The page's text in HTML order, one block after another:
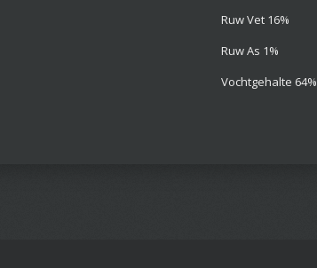
Ruw Vet 16%
Ruw As 1%
Vochtgehalte 64%